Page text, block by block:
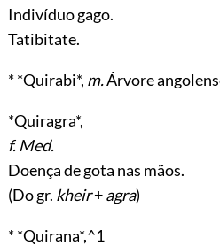
Indivíduo gago.
Tatibitate.
* *Quirabi*, m.Árvore
*Quiragra*,
f. Med.
Doença de gota nas mãos.
(Do gr. kheir+agra)
* *Quirana*,^1